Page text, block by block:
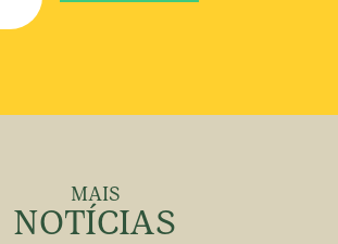
MAIS
NOTÍCIAS